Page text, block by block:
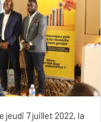
jeudi 7 juillet 2022, la